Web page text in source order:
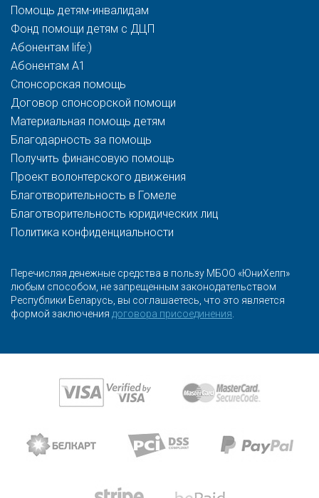
Помощь детям-инвалидам
Фонд помощи детям с ДЦП
Абонентам life:)
Абонентам A1
Спонсорская помощь
Договор спонсорской помощи
Материальная помощь детям
Благодарность за помощь
Получить финансовую помощь
Проект волонтерского движения
Благотворительность в Гомеле
Благотворительность юридических лиц
Политика конфиденциальности
Перечисляя денежные средства в пользу МБОО «ЮниХелп»
любым способом, не запрещенным законодательством
Республики Беларусь, вы соглашаетесь, что это является
формой заключения договора присоединения